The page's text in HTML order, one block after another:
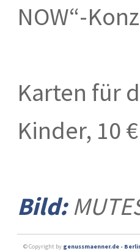
NOW“-
Karten für
Kinder, 10
Bild:
© Copyright by genussmaenner.de -